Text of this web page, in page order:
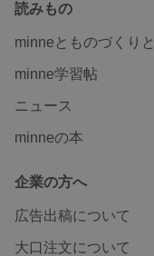
読みもの
minneとものづくりと
minne学習帖
ニュース
minneの本
企業の方へ
広告出稿について
大口注文について